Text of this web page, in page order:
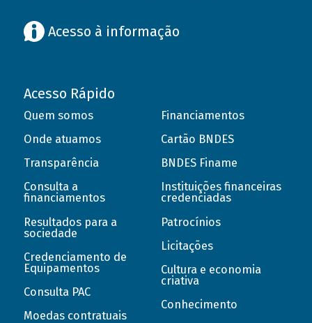
Acesso à informação
Acesso Rápido
Quem somos
Onde atuamos
Transparência
Consulta a
financiamentos
Resultados para a
sociedade
Credenciamento de
Equipamentos
Consulta PAC
Moedas contratuais
Financiamentos
Cartão BNDES
BNDES Finame
Instituições financeiras
credenciadas
Patrocínios
Licitações
Cultura e economia
criativa
Conhecimento